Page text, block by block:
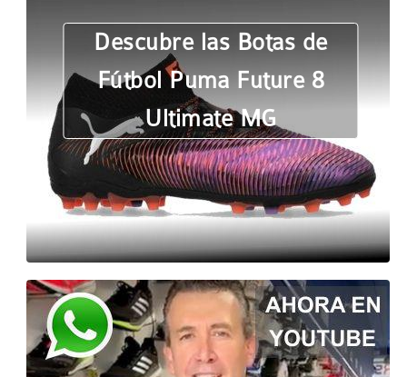
Descubre las Botas de
Fútbol Puma Future 8
Ultimate MG